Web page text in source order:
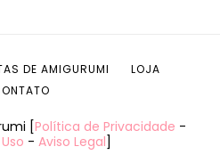
[Política de Privacidade -
- Aviso Legal]
DE AMIGURUMI
LOJA